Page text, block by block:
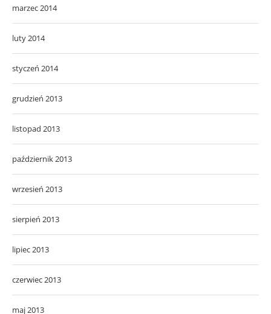
marzec 2014
luty 2014
styczeń 2014
grudzień 2013
listopad 2013
październik 2013
wrzesień 2013
sierpień 2013
lipiec 2013
czerwiec 2013
maj 2013